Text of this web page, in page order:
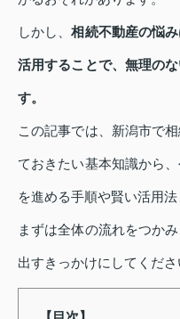
しかし、相続不動産の悩
活用することで、無理の
す。
この記事では、新潟市で
ておきたい基本知識から
を進める手順や賢い活用
まずは全体の流れをつか
出すきっかけにしてくださ